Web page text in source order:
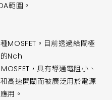
範圍。
MOSFET。目前透過給閘極
Nch
，具有導通電阻小、
高速開關而被廣泛用於電源
用。